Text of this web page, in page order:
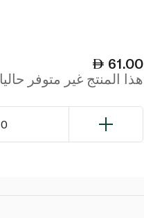
61.00
هذا المنتج غير متوفر حاليا
0